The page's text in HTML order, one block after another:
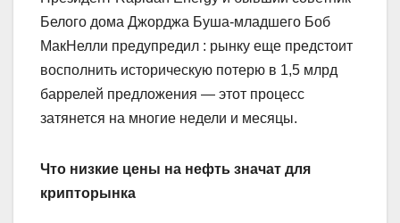
Белого дома Джорджа Буша-младшего Боб
МакНелли предупредил : рынку еще предстоит
восполнить историческую потерю в 1,5 млрд
баррелей предложения — этот процесс
затянется на многие недели и месяцы.
Что низкие цены на нефть значат для
крипторынка